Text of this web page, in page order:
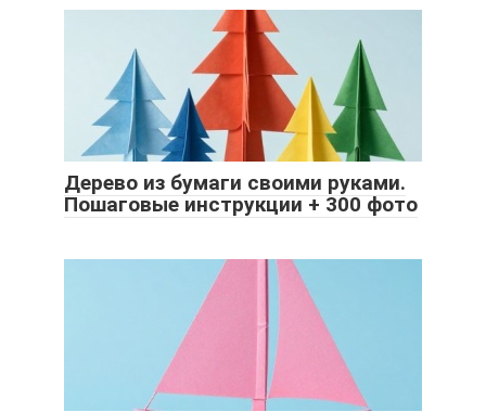
Дерево из бумаги своими руками.
Пошаговые инструкции + 300 фото